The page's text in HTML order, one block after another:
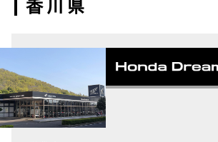
香川県